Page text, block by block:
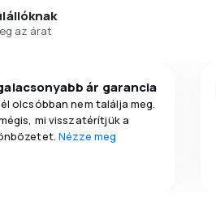
az árat
ár garancia
olcsóbban nem találja meg.
mi visszatérítjük a
Nézze meg